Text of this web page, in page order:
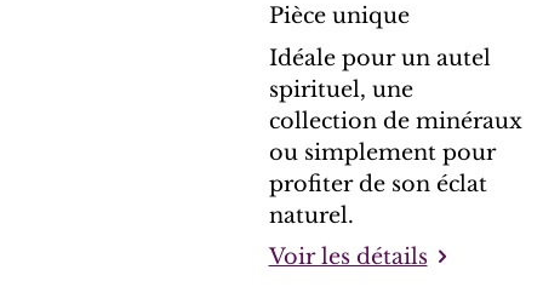
Pièce unique
Idéale pour un autel
spirituel, une
collection de minéraux
ou simplement pour
profiter de son éclat
naturel.
Voir les détails